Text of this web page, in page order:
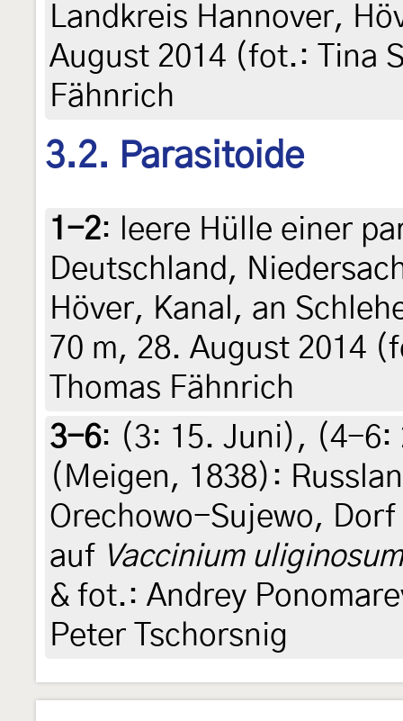
Landkreis Hannover,
August 2014 (fot.: Tina
Fähnrich
3.2. Parasitoide
1-2:
leere Hülle einer
Deutschland,
Höver, Kanal, an
70 m, 28. August 2014
Thomas Fähnrich
3-6: (3: 15. Juni ), (4-6:
(Meigen, 1838):
Orechowo-Sujewo,
auf Vaccinium uliginosum
& fot.: Andrey
Peter Tschorsnig